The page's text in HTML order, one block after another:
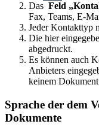
Das Feld
Fax, Teams, E-
Jeder Kontakttyp
Die hier
abgedruckt.
Es können auch
Anbieters
keinem
Sprache der dem
Dokumente